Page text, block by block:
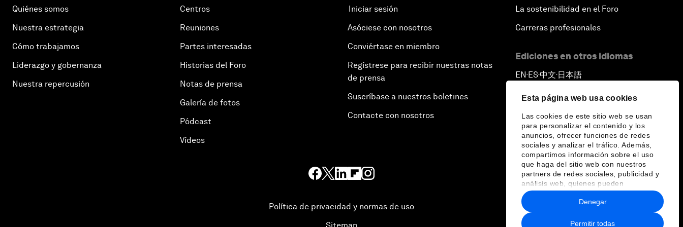
Esta página web usa cookies
Las cookies de este sitio web se usan
para personalizar el contenido y los
anuncios, ofrecer funciones de redes
sociales y analizar el tráfico. Además,
compartimos información sobre el uso
que haga del sitio web con nuestros
partners de redes sociales, publicidad y
análisis web, quienes pueden
combinarla con otra información que les
haya proporcionado o que hayan
recopilado a partir del uso que haya
hecho de sus servicios.
Permitir todas
Denegar
Quiénes somos
Nuestra estrategia
Cómo trabajamos
Liderazgo y gobernanza
Nuestra repercusión
Centros
Reuniones
Partes interesadas
Historias del Foro
Notas de prensa
Galería de fotos
Pódcast
Vídeos
Iniciar sesión
Asóciese con nosotros
Conviértase en miembro
Regístrese para recibir nuestras notas
de prensa
Suscríbase a nuestros boletines
Contacte con nosotros
La sostenibilidad en el Foro
Carreras profesionales
Ediciones en otros idiomas
EN ▪ ES▪中文▪ 日本語
Política de privacidad y normas de uso